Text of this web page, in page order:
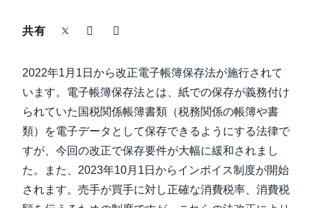
España (Español)
Norway (English)
導入事例
サステナビリティ
共有
2022年1月1日から改正電子帳簿保存法が施行されて
います。電子帳簿保存法とは、紙での保存が義務付け
られていた国税関係帳簿書類（税務関係の帳簿や書
類）を電子データとして保存できるようにする法律で
すが、今回の改正で保存要件が大幅に緩和されまし
た。また、2023年10月1日からインボイス制度が開始
されます。売手が買手に対し正確な消費税率、消費税